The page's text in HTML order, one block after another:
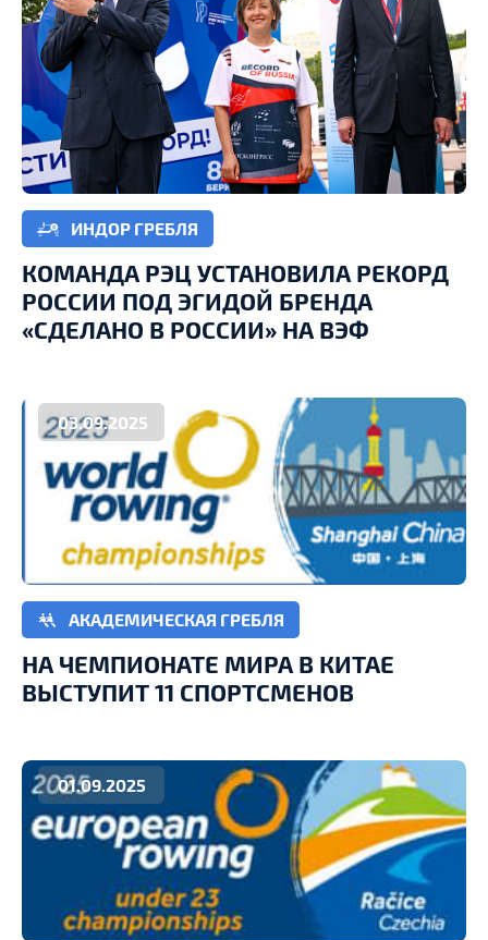
ИНДОР ГРЕБЛЯ
КОМАНДА РЭЦ УСТАНОВИЛА РЕКОРД
РОССИИ ПОД ЭГИДОЙ БРЕНДА
«СДЕЛАНО В РОССИИ» НА ВЭФ
03.09.2025
АКАДЕМИЧЕСКАЯ ГРЕБЛЯ
НА ЧЕМПИОНАТЕ МИРА В КИТАЕ
ВЫСТУПИТ 11 СПОРТСМЕНОВ
01.09.2025